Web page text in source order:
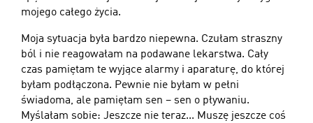
mojego całego życia.
Moja sytuacja była bardzo niepewna. Czułam straszny
ból i nie reagowałam na podawane lekarstwa. Cały
czas pamiętam te wyjące alarmy i aparaturę, do której
byłam podłączona. Pewnie nie byłam w pełni
świadoma, ale pamiętam sen – sen o pływaniu.
Myślałam sobie: Jeszcze nie teraz... Muszę jeszcze coś